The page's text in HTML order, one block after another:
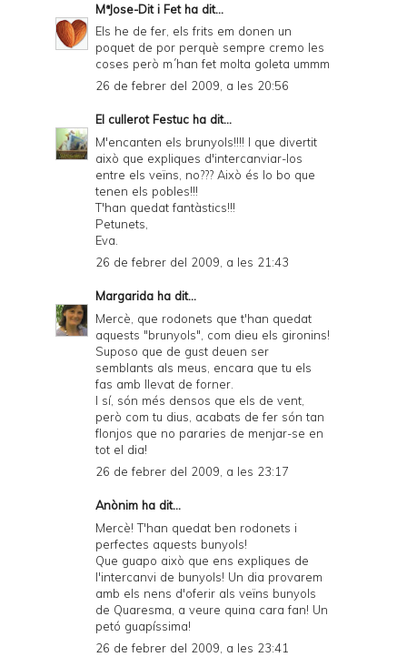
MªJose-Dit i Fetha dit...
Els he de fer, els frits em donen un
poquet de por perquè sempre cremo les
coses però m´han fet molta goleta ummm
26 de febrer del 2009, a les 20:56
El cullerot Festuc ha dit...
M'encanten els brunyols!!!! I que divertit
això que expliques d'intercanviar-los
entre els veïns, no??? Això és lo bo que
tenen els pobles!!!
T'han quedat fantàstics!!!
Petunets,
Eva.
26 de febrer del 2009, a les 21:43
Margarida ha dit...
Mercè, que rodonets que t'han quedat
aquests "brunyols", com dieu els gironins!
Suposo que de gust deuen ser
semblants als meus, encara que tu els
fas amb llevat de forner.
I sí, són més densos que els de vent,
però com tu dius, acabats de fer són tan
flonjos que no pararies de menjar-se en
tot el dia!
26 de febrer del 2009, a les 23:17
Anònim ha dit...
Mercè! T'han quedat ben rodonets i
perfectes aquests bunyols!
Que guapo això que ens expliques de
l'intercanvi de bunyols! Un dia provarem
amb els nens d'oferir als veïns bunyols
de Quaresma, a veure quina cara fan! Un
petó guapíssima!
26 de febrer del 2009, a les 23:41